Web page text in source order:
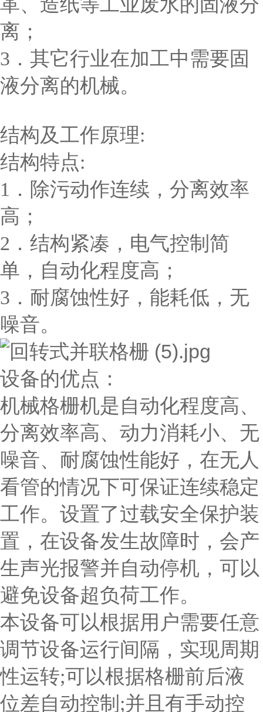
革、造纸等工业废水的固液分
离；
3．其它行业在加工中需要固
液分离的机械。
结构及工作原理:
结构特点:
1．除污动作连续，分离效率
高；
2．结构紧凑，电气控制简
单，自动化程度高；
3．耐腐蚀性好，能耗低，无
噪音。
设备的优点：
机械格栅机是自动化程度高、
分离效率高、动力消耗小、无
噪音、耐腐蚀性能好，在无人
看管的情况下可保证连续稳定
工作。设置了过载安全保护装
置，在设备发生故障时，会产
生声光报警并自动停机，可以
避免设备超负荷工作。
本设备可以根据用户需要任意
调节设备运行间隔，实现周期
性运转;可以根据格栅前后液
位差自动控制;并且有手动控